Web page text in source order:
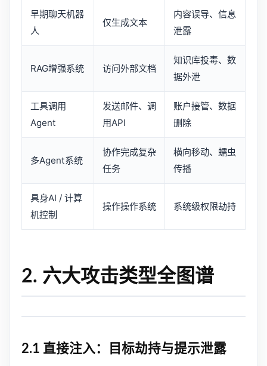
早期聊天机器
人
仅生成文本
内容误导、信息
泄露
RAG增强系统 访问外部文档
知识库投毒、数
据外泄
工具调用
Agent
发送邮件、调
用API
账户接管、数据
删除
多Agent系统
协作完成复杂
任务
横向移动、蠕虫
传播
具身AI / 计算
机控制
操作操作系统 系统级权限劫持
2. 六大攻击类型全图谱
2.1 直接注入：目标劫持与提示泄露